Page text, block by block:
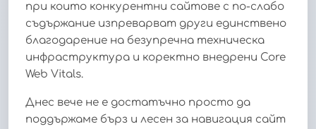
при които конкурентни сайтове с по-слабо
съдържание изпреварват други единствено
благодарение на безупречна техническа
инфраструктура и коректно внедрени Core
Web Vitals.
Днес вече не е достатъчно просто да
поддържаме бърз и лесен за навигация сайт